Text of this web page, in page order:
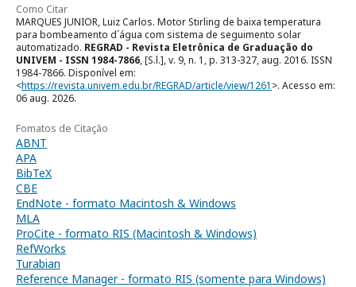
Como Citar
MARQUES JUNIOR, Luiz Carlos. Motor Stirling de baixa temperatura
para bombeamento d´água com sistema de seguimento solar
automatizado. REGRAD - Revista Eletrônica de Graduação do
UNIVEM - ISSN 1984-7866, [S.l.], v. 9, n. 1, p. 313-327, aug. 2016. ISSN
1984-7866. Disponível em:
<https://revista.univem.edu.br/REGRAD/article/view/1261 >. Acesso em:
06 aug. 2026.
Fomatos de Citação
ABNT
APA
BibTeX
CBE
EndNote - formato Macintosh & Windows
MLA
ProCite - formato RIS (Macintosh & Windows)
RefWorks
Turabian
Reference Manager - formato RIS (somente para Windows)